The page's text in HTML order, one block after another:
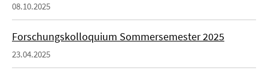
08.10.2025
Forschungskolloquium Sommersemester 2025
23.04.2025